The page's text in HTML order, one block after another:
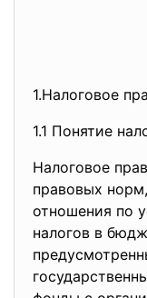
1.Налоговое
1.1 Понятие
Налоговое
правовых
отношения по
налогов в